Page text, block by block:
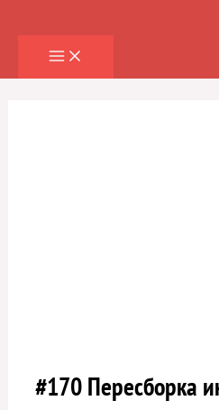
содержимому
#170 Пересборка